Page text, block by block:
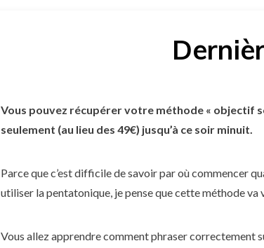
Vous pouvez récupérer votre méthode « objectif
seulement (au lieu des 49€) jusqu’à ce soir minuit.
Parce que c’est difficile de savoir par où commencer
utiliser la pentatonique, je pense que cette méthode
Vous allez apprendre comment phraser correctement